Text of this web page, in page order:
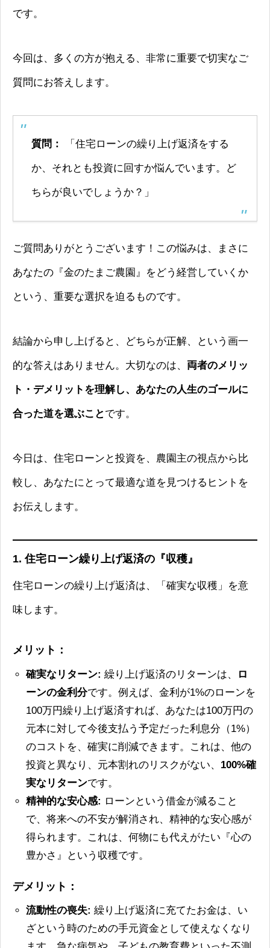
です。
今回は、多くの方が抱える、非常に重要で切実なご
質問にお答えします。
質問： 「住宅ローンの繰り上げ返済をする
か、それとも投資に回すか悩んでいます。ど
ちらが良いでしょうか？」
ご質問ありがとうございます！この悩みは、まさに
あなたの『金のたまご農園』をどう経営していくか
という、重要な選択を迫るものです。
結論から申し上げると、どちらが正解、という画一
的な答えはありません。大切なのは、 両者のメリッ
ト・デメリットを理解し、あなたの人生のゴールに
合った道を選ぶことです。
今日は、住宅ローンと投資を、農園主の視点から比
較し、あなたにとって最適な道を見つけるヒントを
お伝えします。
1. 住宅ローン繰り上げ返済の『収穫』
住宅ローンの繰り上げ返済は、「確実な収穫」を意
味します。
メリット：
確実なリターン: 繰り上げ返済のリターンは、
ロ
ーンの金利分です。例えば、金利が1%のローンを
100万円繰り上げ返済すれば、あなたは100万円の
元本に対して今後支払う予定だった利息分（1%）
のコストを、確実に削減できます。これは、他の
投資と異なり、元本割れのリスクがない、 100%確
実なリターンです。
精神的な安心感: ローンという借金が減ること
で、将来への不安が解消され、精神的な安心感が
得られます。これは、何物にも代えがたい『心の
豊かさ』という収穫です。
デメリット：
流動性の喪失: 繰り上げ返済に充てたお金は、い
ざという時のための手元資金として使えなくなり